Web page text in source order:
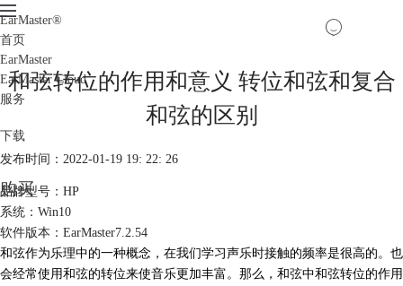
EarMaster®
首页
EarMaster
EarMaster Cloud
服务
下载
购买
和弦转位的作用和意义 转位和弦和复合
和弦的区别
发布时间：2022-01-19 19: 22: 26
品牌型号：HP
系统：Win10
软件版本：EarMaster7.2.54
和弦作为乐理中的一种概念，在我们学习声乐时接触的频率是很高的。也
会经常使用和弦的转位来使音乐更加丰富。那么，和弦中和弦转位的作用